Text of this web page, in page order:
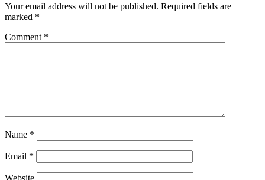
Your email address will not be published. Required fields are
marked *
Comment *
Name *
Email *
Website